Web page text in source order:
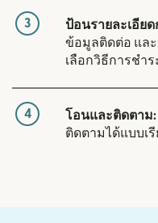
3 ป้อนรายละเอีย
ข้อมูลติดต่อ แล
เลือกวิธีการชำร
4 โอนและติดตาม:
ติดตามได้แบบเ